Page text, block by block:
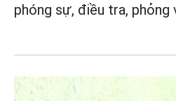
phóng sự, điều tra, phỏng